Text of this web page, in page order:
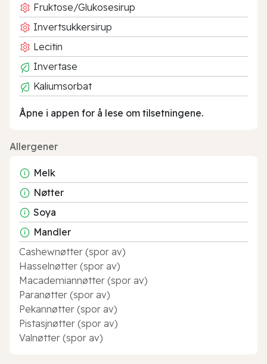
Fruktose/Glukosesirup
Invertsukkersirup
Lecitin
Invertase
Kaliumsorbat
Åpne i appen for å lese om tilsetningene.
Allergener
Melk
Nøtter
Soya
Mandler
Cashewnøtter (spor av)
Hasselnøtter (spor av)
Macademiannøtter (spor av)
Paranøtter (spor av)
Pekannøtter (spor av)
Pistasjnøtter (spor av)
Valnøtter (spor av)